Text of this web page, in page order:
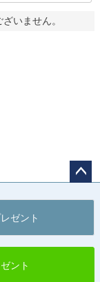
いません。
へ
ゼント
ント